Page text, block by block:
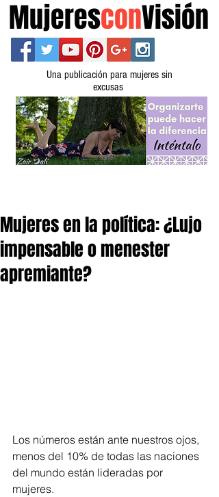
MujeresconVisión
Una publicación para mujeres sin
excusas
Mujeres en la política: ¿Lujo
impensable o menester
apremiante?
Los números están ante nuestros ojos,
menos del 10% de todas las naciones
del mundo están lideradas por
mujeres.